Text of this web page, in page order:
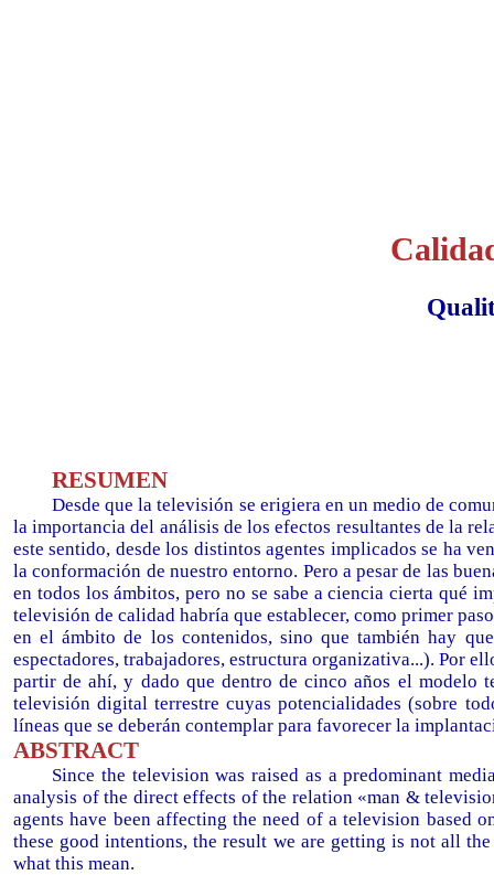
RESUMEN
Desde que la televisión se erigiera en un medio de
la importancia del análisis de los efectos resultantes de la
este sentido, desde los distintos agentes implicados se ha
la conformación de nuestro entorno. Pero a pesar de las
en todos los ámbitos, pero no se sabe a ciencia cierta qué
televisión de calidad habría que establecer, como primer
en el ámbito de los contenidos, sino que también hay
espectadores, trabajadores, estructura organizativa...). Por
partir de ahí, y dado que dentro de cinco años el modelo
televisión digital terrestre cuyas potencialidades (sobre
líneas que se deberán contemplar para favorecer la
ABSTRACT
Since the television was raised as a predominant
analysis of the direct effects of the relation «man &
agents have been affecting the need of a television
these good intentions, the result we are getting is not all
what this mean.